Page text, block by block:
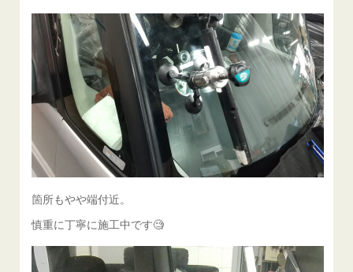
箇所もやや端付近。
慎重に丁寧に施工中です🧐